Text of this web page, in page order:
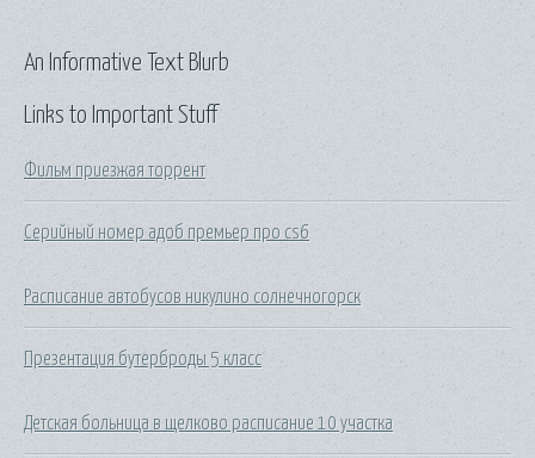
Links to Important Stuff
Фильм приезжая торрент
Серийный номер адоб премьер про cs6
Расписание автобусов никулино солнечногорск
Презентация бутерброды 5 класс
Детская больница в щелково расписание 10 участка
An Informative Text Blurb